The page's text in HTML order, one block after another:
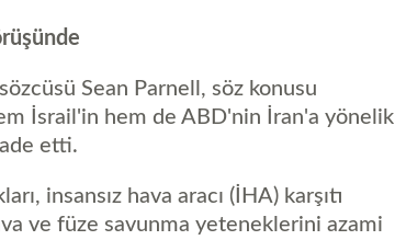
Sean Parnell, söz konusu
İsrail'in hem de ABD'nin İran'a yönelik
etti.
insansız hava aracı (İHA) karşıtı
ve füze savunma yeteneklerini azami